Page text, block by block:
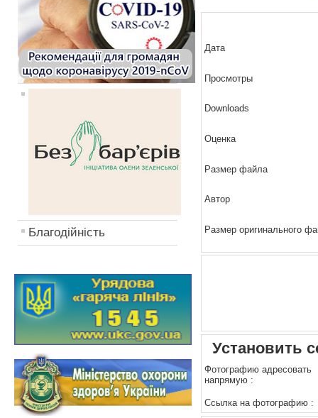
Благодійність
Дата
Просмотры
Downloads
Оценка
Размер файла
Автор
Размер оригинального
Установить
Фотографию адресовать
напрямую :
Ссылка на фотографию :